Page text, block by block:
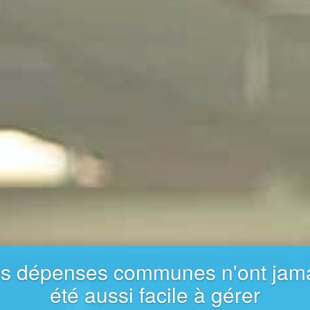
Chez vous...
vos groupes et consultez les statistiques